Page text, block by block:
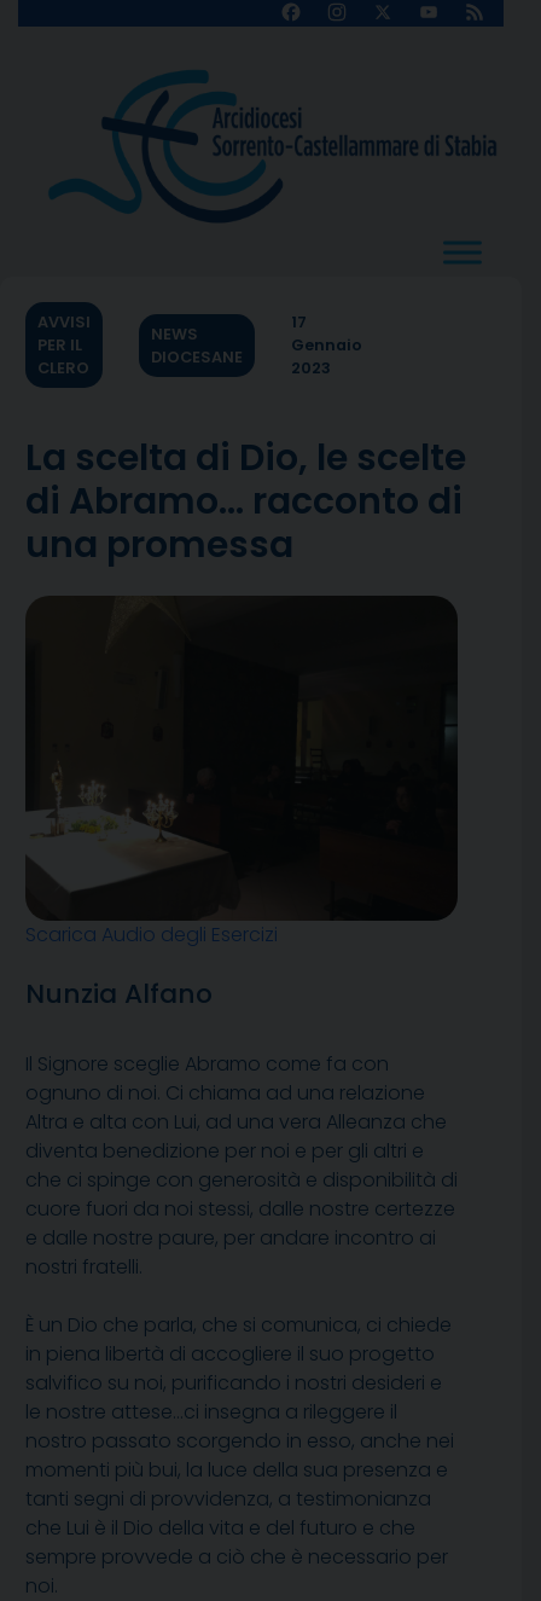
FacebookInstagram
X
YouTube
Feed
AVVISI
PER IL
CLERO
NEWS
DIOCESANE
17
Gennaio
2023
La scelta di Dio, le scelte
di Abramo… racconto di
una promessa
Scarica Audio degli Esercizi
Nunzia Alfano
Il Signore sceglie Abramo come fa con
ognuno di noi. Ci chiama ad una relazione
Altra e alta con Lui, ad una vera Alleanza che
diventa benedizione per noi e per gli altri e
che ci spinge con generosità e disponibilità di
cuore fuori da noi stessi, dalle nostre certezze
e dalle nostre paure, per andare incontro ai
nostri fratelli.
È un Dio che parla, che si comunica, ci chiede
in piena libertà di accogliere il suo progetto
salvifico su noi, purificando i nostri desideri e
le nostre attese…ci insegna a rileggere il
nostro passato scorgendo in esso, anche nei
momenti più bui, la luce della sua presenza e
tanti segni di provvidenza, a testimonianza
che Lui è il Dio della vita e del futuro e che
sempre provvede a ciò che è necessario per
noi.